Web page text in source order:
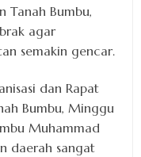
Tanah Bumbu,
agar
semakin gencar.
dan Rapat
Bumbu, Minggu
Muhammad
daerah sangat